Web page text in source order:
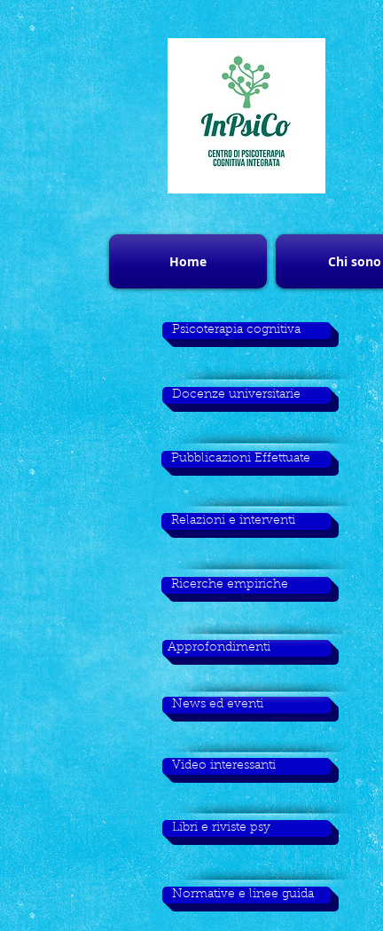
Home Chi sono
Psicoterapia cognitiva
Docenze universitarie
Pubblicazioni Effettuate
Relazioni e interventi
Ricerche empiriche
Approfondimenti
News ed eventi
Video interessanti
Libri e riviste psy
Normative e linee guida